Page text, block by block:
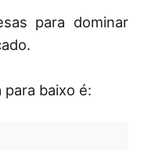
para dominar
baixo é: